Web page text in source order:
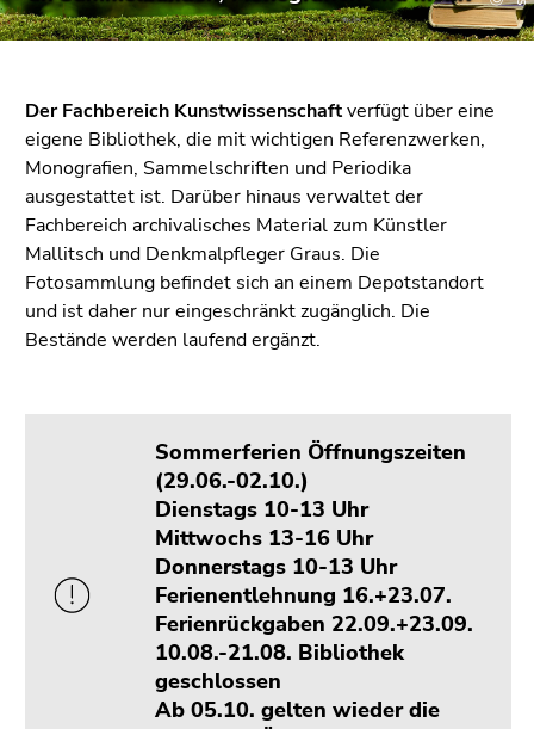
Sie diesen
Zum
Inhalt
(Zugriffstaste
1)
Zur
Positionsanzeige
(Zugriffstaste
2)
Zur
Unternavigation
den
Zusatzinformationen
Der Fachbereich Kunstwissenschaftverfügt über eine
eigene Bibliothek, die mit wichtigen Referenzwerken,
Monografien, Sammelschriften und Periodika
ausgestattet ist. Darüber hinaus verwaltet der
Fachbereich archivalisches Material zum Künstler
Mallitsch und Denkmalpfleger Graus. Die
Fotosammlung befindet sich an einem Depotstandort
und ist daher nur eingeschränkt zugänglich. Die
Bestände werden laufend ergänzt.
Sommerferien Öffnungszeiten
(29.06.-02.10.)
Dienstags 10-13 Uhr
Mittwochs 13-16 Uhr
Donnerstags 10-13 Uhr
Ferienentlehnung 16.+23.07.
Ferienrückgaben 22.09.+23.09.
10.08.-21.08. Bibliothek
geschlossen
Ab 05.10. gelten wieder die